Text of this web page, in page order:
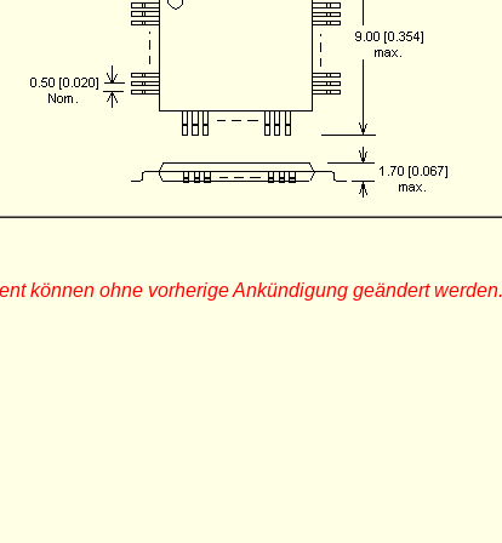
können ohne vorherige Ankündigung geändert werden.